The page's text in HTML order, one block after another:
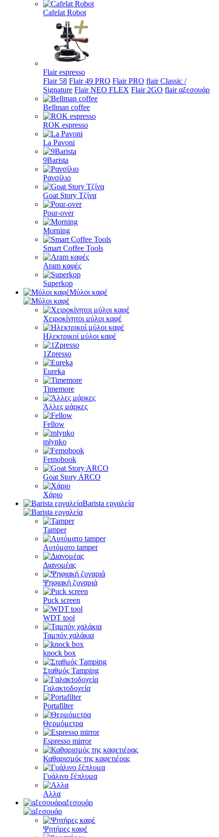
Cafelat Robot
Flair espresso
Flair 58 Flair 49 PRO Flair PRO flair Classic /
Signature Flair NEO FLEX Flair 2GO flair αξεσουάρ
Bellman coffee
ROK espresso
La Pavoni
9Barista
Ρανσίλιο
Goat Story Τζίνα
Pour-over
Morning
Smart Coffee Tools
Aram καφές
Superkop
Μύλοι καφέ
Χειροκίνητοι μύλοι καφέ
Ηλεκτρικοί μύλοι καφέ
1Zpresso
Eureka
Timemore
Άλλες μάρκες
Fellow
mlynko
Femobook
Goat Story ARCO
Χάριο
Barista εργαλεία
Tamper
Αυτόματο tamper
Διανομέας
Ψηφιακή ζυγαριά
Puck screen
WDT tool
Ταμπόν χαλάκια
knock box
Σταθμός Tamping
Γαλακτοδοχεία
Portafilter
Θερμόμετρα
Espresso mirror
Καθαρισμός της καφετιέρας
Γυάλινο ξέπλυμα
Αλλα
αξεσουάρ
Ψητήρες καφέ